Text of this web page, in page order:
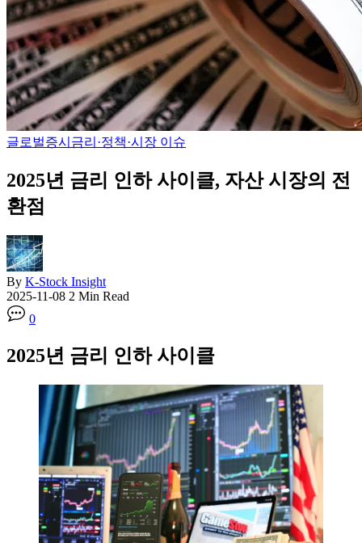
글로벌증시 금리·정책·시장 이슈
2025년 금리 인하 사이클, 자산 시장의 전
환점
By K-Stock Insight
2025-11-08 2 Min Read
0
2025년 금리 인하 사이클